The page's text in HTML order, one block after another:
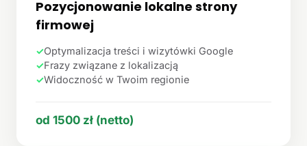
Pozycjonowanie lokalne strony
firmowej
✓Optymalizacja treści i wizytówki Google
✓Frazy związane z lokalizacją
✓Widoczność w Twoim regionie
od 1500 zł (netto)